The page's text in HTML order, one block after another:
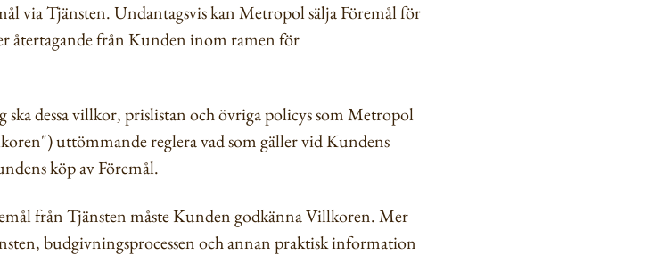
via Tjänsten. Undantagsvis kan Metropol sälja Föremål för
återtagande från Kunden inom ramen för
dessa villkor, prislistan och övriga policys som Metropol
uttömmande reglera vad som gäller vid Kundens
köp av Föremål.
från Tjänsten måste Kunden godkänna Villkoren. Mer
budgivningsprocessen och annan praktisk information